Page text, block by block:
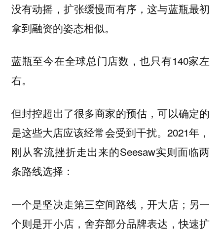
没有动摇，扩张缓慢而有序，这与蓝瓶最初
拿到融资的姿态相似。
蓝瓶至今在全球总门店数，也只有140家左
右。
但封控超出了很多商家的预估，可以确定的
是这些大店应该经常会受到干扰。2021年，
刚从客流挫折走出来的Seesaw实则面临两
条路线选择：
一个是坚决走第三空间路线，开大店；另一
个则是开小店，舍弃部分品牌表达，快速扩